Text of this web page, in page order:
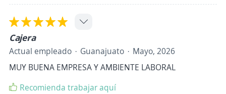
Cajera
Actual empleado Guanajuato
Mayo, 2026
MUY BUENA EMPRESA Y AMBIENTE LABORAL
Recomienda trabajar aquí